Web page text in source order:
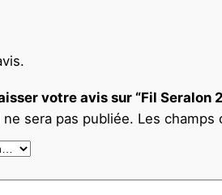
votre avis sur “Fil Seralon
sera pas publiée. Les champs